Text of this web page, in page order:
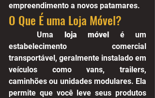
empreendimento a novos patamares.
O Que É uma Loja Móvel?
	Uma
loja móvel é um
estabelecimento comercial
transportável, geralmente instalado em
veículos como vans, trailers,
caminhões ou unidades modulares. Ela
permite que você leve seus produtos